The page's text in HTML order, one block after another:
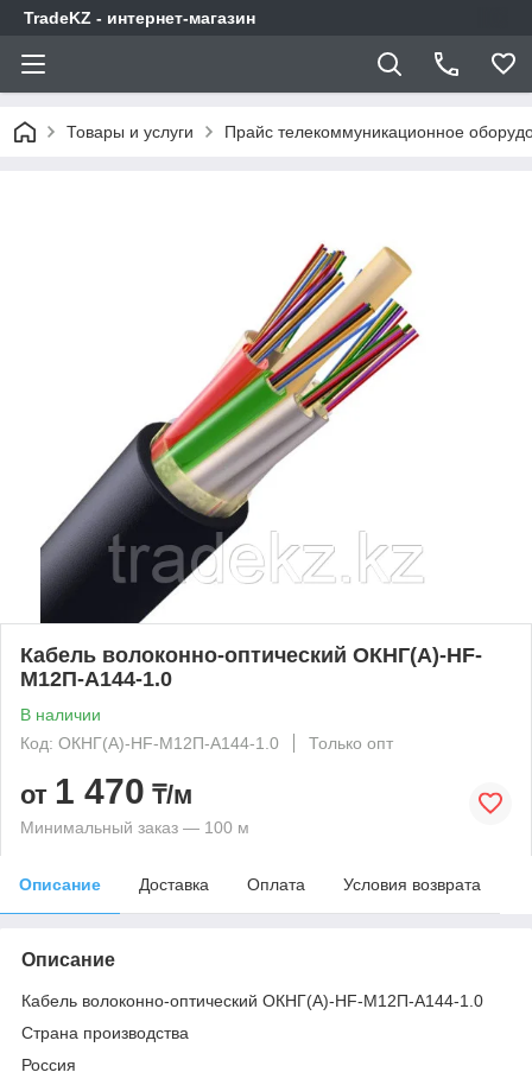
TradeKZ - интернет-магазин
Товары и услуги Прайс телекоммуникационное
Кабель волоконно-оптический ОКНГ(А)-HF-
М12П-А144-1.0
В наличии
Код: ОКНГ(А)-HF-М12П-А144-1.0
Только опт
от 1 470 ₸/м
Минимальный заказ — 100 м
Описание Доставка Оплата Условия возврата
Описание
Кабель волоконно-оптический ОКНГ(А)-HF-М12П-А144-1.0
Страна производства
Россия